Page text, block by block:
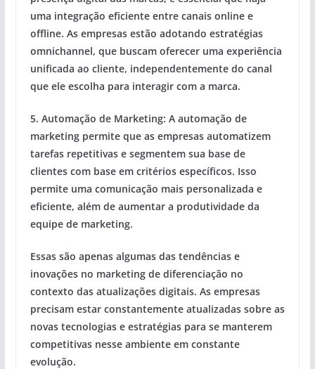
uma integração eficiente entre canais online e
offline. As empresas estão adotando estratégias
omnichannel, que buscam oferecer uma experiência
unificada ao cliente, independentemente do canal
que ele escolha para interagir com a marca.
5. Automação de Marketing: A automação de
marketing permite que as empresas automatizem
tarefas repetitivas e segmentem sua base de
clientes com base em critérios específicos. Isso
permite uma comunicação mais personalizada e
eficiente, além de aumentar a produtividade da
equipe de marketing.
Essas são apenas algumas das tendências e
inovações no marketing de diferenciação no
contexto das atualizações digitais. As empresas
precisam estar constantemente atualizadas sobre as
novas tecnologias e estratégias para se manterem
competitivas nesse ambiente em constante
evolução.